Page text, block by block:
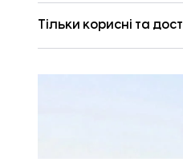
Тільки корисні та